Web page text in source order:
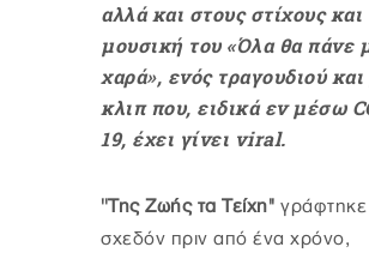
αλλά και στους στίχους και
μουσική του «Όλα θα πάνε
χαρά», ενός τραγουδιού και
κλιπ που, ειδικά εν μέσω
19, έχει γίνει viral.
''Της Ζωής τα Τείχη'' γράφτηκε
σχεδόν πριν από ένα χρόνο,